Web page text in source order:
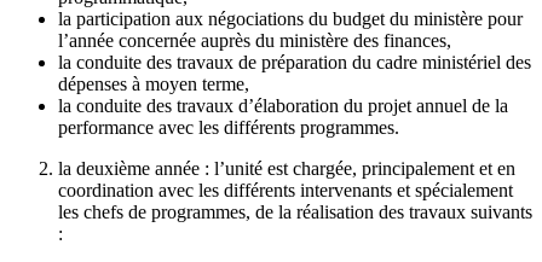
la participation aux négociations du budget du ministère pour
l’année concernée auprès du ministère des finances,
la conduite des travaux de préparation du cadre ministériel des
dépenses à moyen terme,
la conduite des travaux d’élaboration du projet annuel de la
performance avec les différents programmes.
la deuxième année : l’unité est chargée, principalement et en
coordination avec les différents intervenants et spécialement
les chefs de programmes, de la réalisation des travaux suivants
: